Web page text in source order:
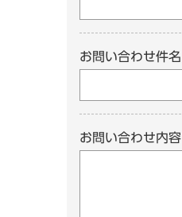
お問い合わせ件名
お問い合わせ内容